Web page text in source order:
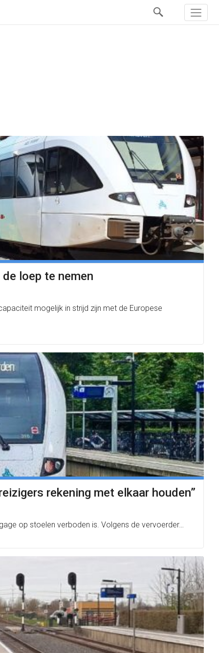
loep te nemen
mogelijk in strijd zijn met de Europese
rekening met elkaar houden”
op stoelen verboden is. Volgens de vervoerder…